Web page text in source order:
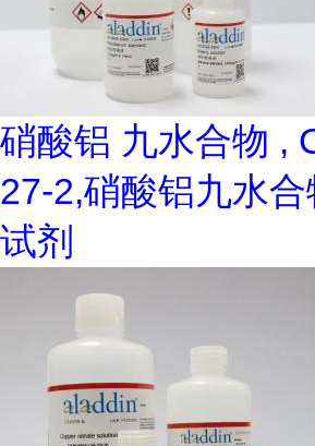
硝酸铝 九水合物 ,
27-2,硝酸铝九水
试剂